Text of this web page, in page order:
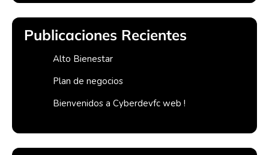
Publicaciones Recientes
Alto Bienestar
Plan de negocios
Bienvenidos a Cyberdevfc web !